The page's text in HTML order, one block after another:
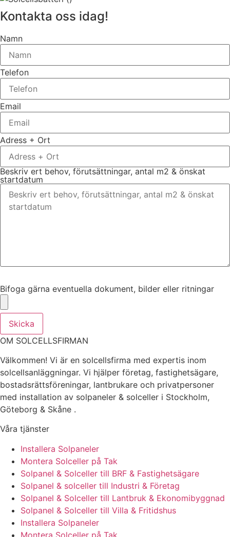
Kontakta oss idag!
Namn
Telefon
Email
Adress + Ort
Beskriv ert behov, förutsättningar, antal m2 & önskat
startdatum
Bifoga gärna eventuella dokument, bilder eller ritningar
Skicka
OM SOLCELLSFIRMAN
Välkommen! Vi är en solcellsfirma med expertis inom
solcellsanläggningar. Vi hjälper företag, fastighetsägare,
bostadsrättsföreningar, lantbrukare och privatpersoner
med installation av solpaneler & solceller i Stockholm,
Göteborg & Skåne .
Våra tjänster
Installera Solpaneler
Montera Solceller på Tak
Solpanel & Solceller till BRF & Fastighetsägare
Solpanel & solceller till Industri & Företag
Solpanel & Solceller till Lantbruk & Ekonomibyggnad
Solpanel & Solceller till Villa & Fritidshus
Installera Solpaneler
Montera Solceller på Tak